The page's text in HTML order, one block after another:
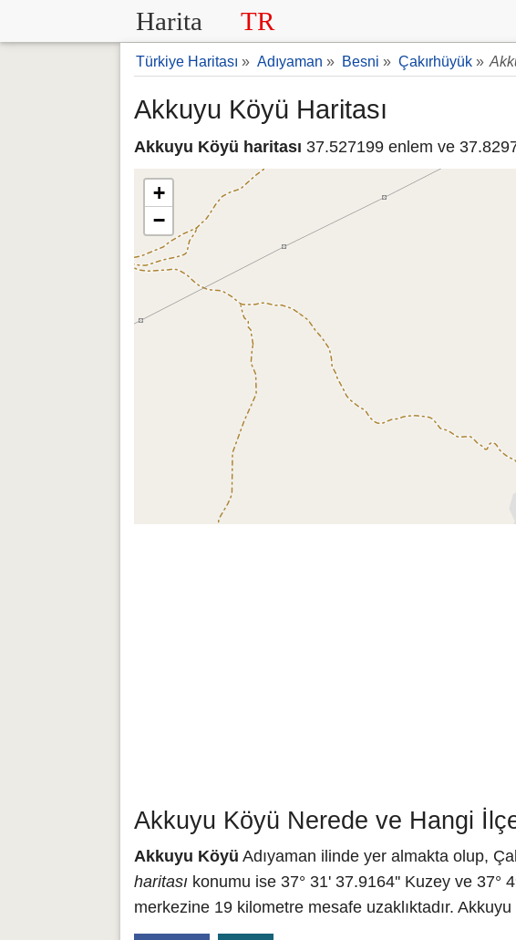
Harita TR
Türkiye Haritası » Adıyaman » Besni » Çakırhüyük »
Akkuyu Köyü Haritası
Akkuyu Köyü haritası 37.527199 enlem ve
+
−
Akkuyu Köyü Nerede ve Hangi
Akkuyu Köyü Adıyaman ilinde yer almakta olup,
haritası konumu ise 37° 31' 37.9164'' Kuzey ve 37°
merkezine 19 kilometre mesafe uzaklıktadır.